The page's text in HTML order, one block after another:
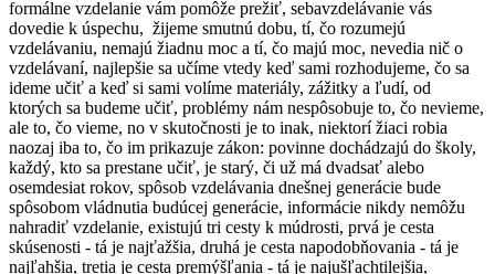
formálne vzdelanie vám pomôže prežiť, sebavzdelávanie vás
dovedie k úspechu, žijeme smutnú dobu, tí, čo rozumejú
vzdelávaniu, nemajú žiadnu moc a tí, čo majú moc, nevedia nič o
vzdelávaní, najlepšie sa učíme vtedy keď sami rozhodujeme, čo sa
ideme učiť a keď si sami volíme materiály, zážitky a ľudí, od
ktorých sa budeme učiť, problémy nám nespôsobuje to, čo nevieme,
ale to, čo vieme, no v skutočnosti je to inak, niektorí žiaci robia
naozaj iba to, čo im prikazuje zákon: povinne dochádzajú do školy,
každý, kto sa prestane učiť, je starý, či už má dvadsať alebo
osemdesiat rokov, spôsob vzdelávania dnešnej generácie bude
spôsobom vládnutia budúcej generácie, informácie nikdy nemôžu
nahradiť vzdelanie, existujú tri cesty k múdrosti, prvá je cesta
skúsenosti - tá je najťažšia, druhá je cesta napodobňovania - tá je
najľahšia, tretia je cesta premýšľania - tá je najušľachtilejšia,